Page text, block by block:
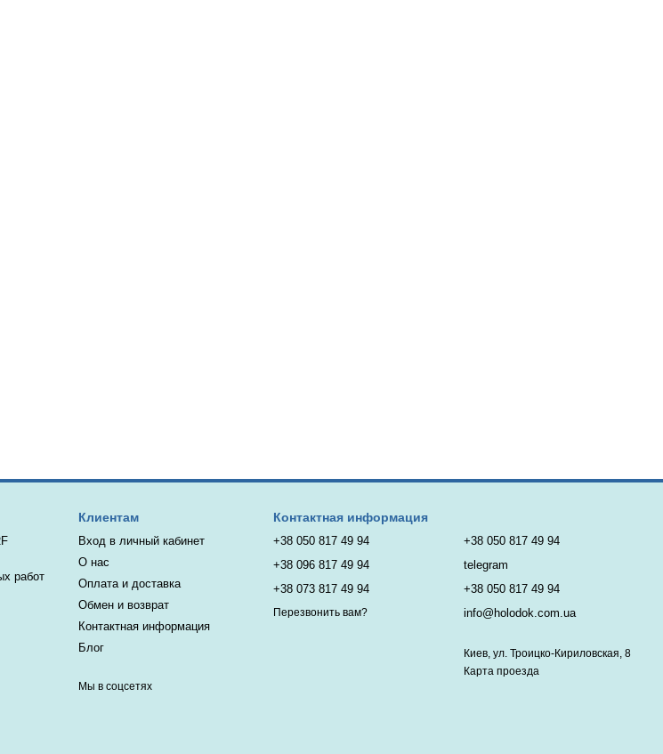
работ
Клиентам
Вход в личный кабинет
О нас
Оплата и доставка
Обмен и возврат
Контактная информация
Блог
Мы в соцсетях
Контактная информация
+38 050 817 49 94
+38 096 817 49 94
+38 073 817 49 94
Перезвонить вам?
+38 050 817 49 94
telegram
+38 050 817 49 94
info@holodok.com.ua
Киев, ул. Троицко-Кириловская, 8
Карта проезда